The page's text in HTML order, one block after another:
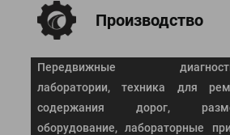
Производство
Передвижные
лаборатории, техника для
содержания дорог,
оборудование, лабораторные